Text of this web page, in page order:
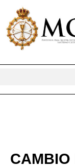
contenido
CAMBIO